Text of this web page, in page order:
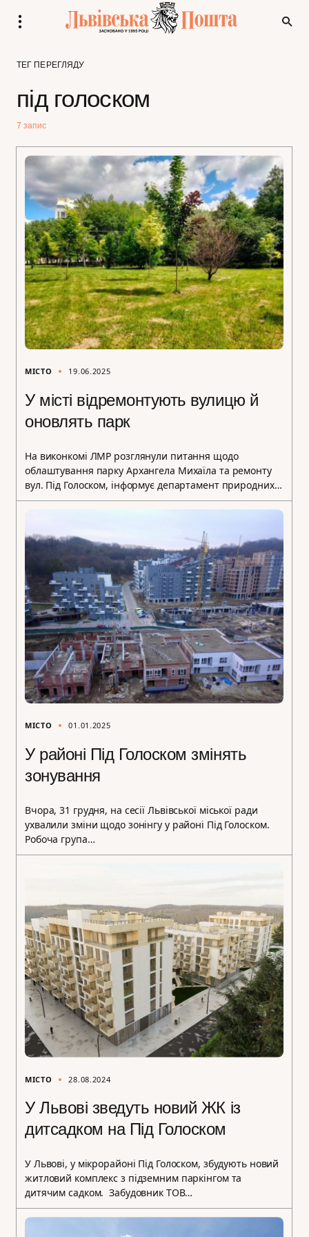
ТЕГ ПЕРЕГЛЯДУ
під голоском
7 запис
МІСТО 19.06.2025
У місті відремонтують вулицю й
оновлять парк
На виконкомі ЛМР розглянули питання щодо
облаштування парку Архангела Михаїла та ремонту
вул. Під Голоском, інформує департамент природних…
МІСТО 01.01.2025
У районі Під Голоском змінять
зонування
Вчора, 31 грудня, на сесії Львівської міської ради
ухвалили зміни щодо зонінгу у районі Під Голоском.
Робоча група…
МІСТО 28.08.2024
У Львові зведуть новий ЖК із
дитсадком на Під Голоском
У Львові, у мікрорайоні Під Голоском, збудують новий
житловий комплекс з підземним паркінгом та
дитячим садком. Забудовник ТОВ…